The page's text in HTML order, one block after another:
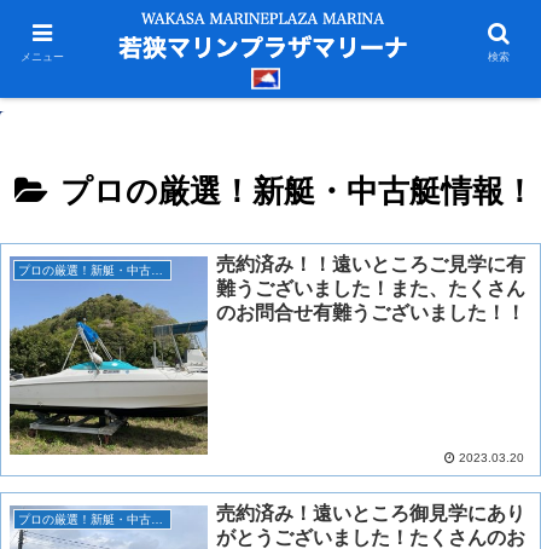
プロの厳選！新艇・中古艇情報！
プロの厳選！新艇・中古艇情報！
売約済み！！遠いところご見学に有
難うございました！また、たくさん
のお問合せ有難うございました！！
2023.03.20
プロの厳選！新艇・中古艇情報！
売約済み！遠いところ御見学にあり
がとうございました！たくさんのお
メニュー 検索